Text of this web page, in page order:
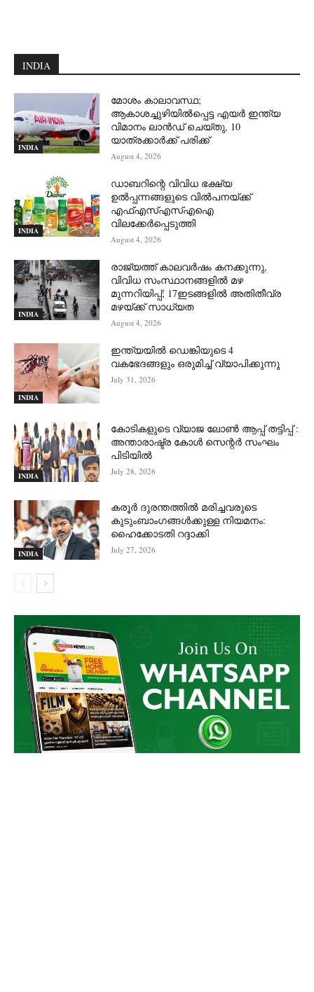
INDIA
INDIA
മോശം കാലാവസ്ഥ;
ആകാശച്ചുഴിയില്‍പ്പെട്ട എയര്‍ ഇന്ത്യ
വിമാനം ലാന്‍ഡ് ചെയ്തു, 10
യാത്രക്കാര്‍ക്ക് പരിക്ക്
August 4, 2026
INDIA
ഡാബറിന്റെ വിവിധ ഭക്ഷ്യ
ഉൽപ്പന്നങ്ങളുടെ വിൽപനയ്ക്ക്
എഫ്എസ്എസ്എഐ
വിലക്കേർപ്പെടുത്തി
August 4, 2026
INDIA
രാജ്യത്ത് കാലവർഷം കനക്കുന്നു,
വിവിധ സംസ്ഥാനങ്ങളിൽ മഴ
മുന്നറിയിപ്പ്; 17ഇടങ്ങളിൽ അതിതീവ്ര
മഴയ്ക്ക് സാധ്യത
August 4, 2026
INDIA
ഇന്ത്യയിൽ ഡെങ്കിയുടെ 4
വകഭേദങ്ങളും ഒരുമിച്ച് വ്യാപിക്കുന്നു
July 31, 2026
INDIA
കോടികളുടെ വ്യാജ ലോൺ ആപ്പ് തട്ടിപ്പ് :
അന്താരാഷ്ട്ര കോൾ സെന്റർ സംഘം
പിടിയില്‍
July 28, 2026
INDIA
കരൂർ ദുരന്തത്തിൽ മരിച്ചവരുടെ
കുടുംബാംഗങ്ങൾക്കുള്ള നിയമനം:
ഹൈക്കോടതി റദ്ദാക്കി
July 27, 2026